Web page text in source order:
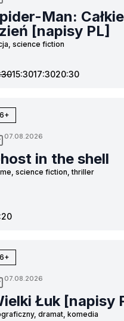
Man:
[napisy PL]
science fiction
15:3017:3020:30
07.08.2026
in the shell
science fiction, thriller
07.08.2026
Łuk [napisy
dramat, komedia